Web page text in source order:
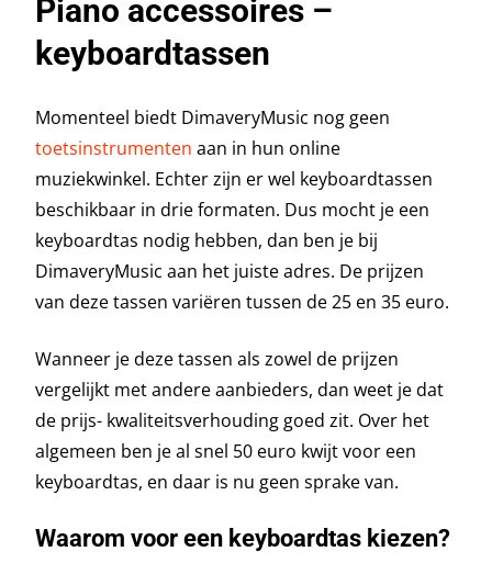
Piano accessoires –
keyboardtassen
Momenteel biedt DimaveryMusic nog geen
toetsinstrumenten aan in hun online
muziekwinkel. Echter zijn er wel keyboardtassen
beschikbaar in drie formaten. Dus mocht je een
keyboardtas nodig hebben, dan ben je bij
DimaveryMusic aan het juiste adres. De prijzen
van deze tassen variëren tussen de 25 en 35 euro.
Wanneer je deze tassen als zowel de prijzen
vergelijkt met andere aanbieders, dan weet je dat
de prijs- kwaliteitsverhouding goed zit. Over het
algemeen ben je al snel 50 euro kwijt voor een
keyboardtas, en daar is nu geen sprake van.
Waarom voor een keyboardtas kiezen?